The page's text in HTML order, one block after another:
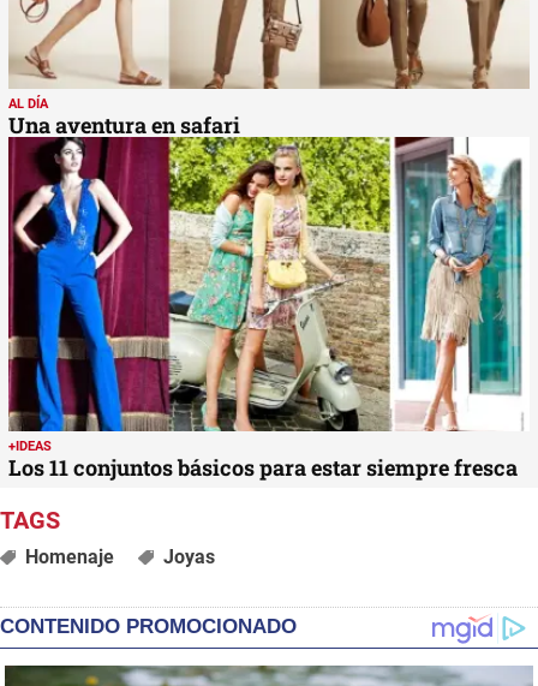
AL DÍA
Una aventura en safari
+IDEAS
Los 11 conjuntos básicos para estar siempre fresca
Homenaje Joyas
CONTENIDO PROMOCIONADO